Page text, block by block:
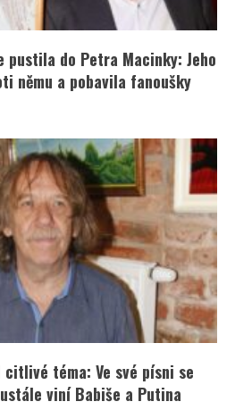
pustila do Petra Macinky: Jeho
němu a pobavila fanoušky
citlivé téma: Ve své písni se
viní Babiše a Putina